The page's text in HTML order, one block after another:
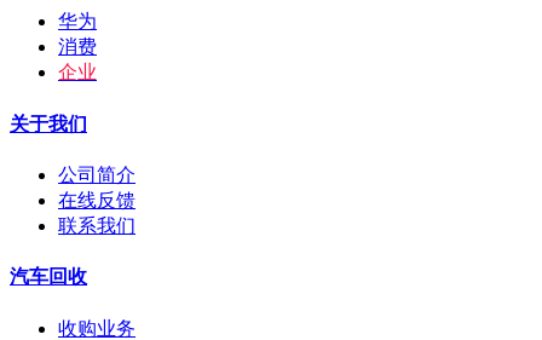
华为
消费
企业
关于我们
公司简介
在线反馈
联系我们
汽车回收
收购业务